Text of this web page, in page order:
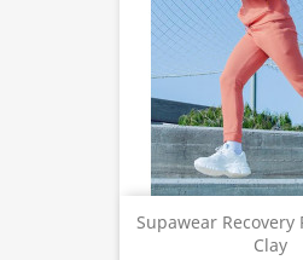
Supawear Recovery
Clay